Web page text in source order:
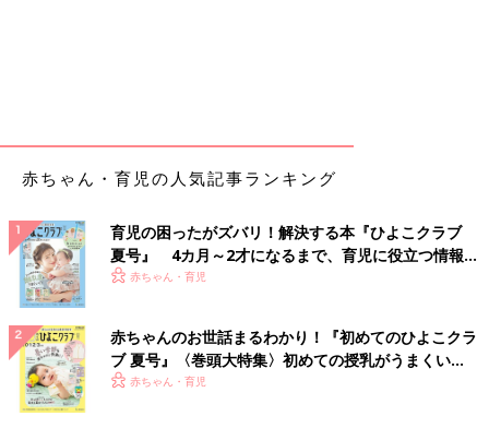
赤ちゃん・育児の人気記事ランキング
育児の困ったがズバリ！解決する本『ひよこクラブ
夏号』 4カ月～2才になるまで、育児に役立つ情報が
いっぱい！
赤ちゃん・育児
赤ちゃんのお世話まるわかり！『初めてのひよこクラ
ブ 夏号』〈巻頭大特集〉初めての授乳がうまくい
く！ おっぱい・ミルクの基本と夏のトラブル 解決テ
赤ちゃん・育児